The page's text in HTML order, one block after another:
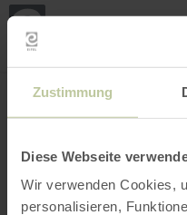
Zustimmung
Diese Webseite
Wir verwenden Cookies,
personalisieren,